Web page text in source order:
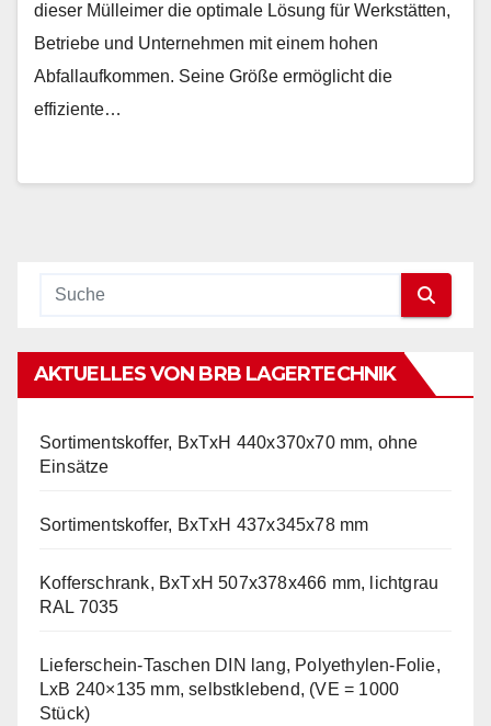
dieser Mülleimer die optimale Lösung für Werkstätten,
Betriebe und Unternehmen mit einem hohen
Abfallaufkommen. Seine Größe ermöglicht die
effiziente…
AKTUELLES VON BRB LAGERTECHNIK
Sortimentskoffer, BxTxH 440x370x70 mm, ohne
Einsätze
Sortimentskoffer, BxTxH 437x345x78 mm
Kofferschrank, BxTxH 507x378x466 mm, lichtgrau
RAL 7035
Lieferschein-Taschen DIN lang, Polyethylen-Folie,
LxB 240×135 mm, selbstklebend, (VE = 1000
Stück)